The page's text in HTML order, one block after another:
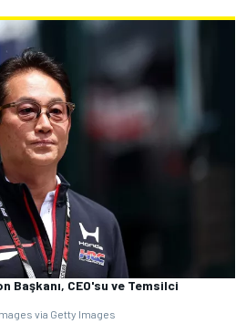
Başkanı, CEO'su ve Temsilci
via Getty Images